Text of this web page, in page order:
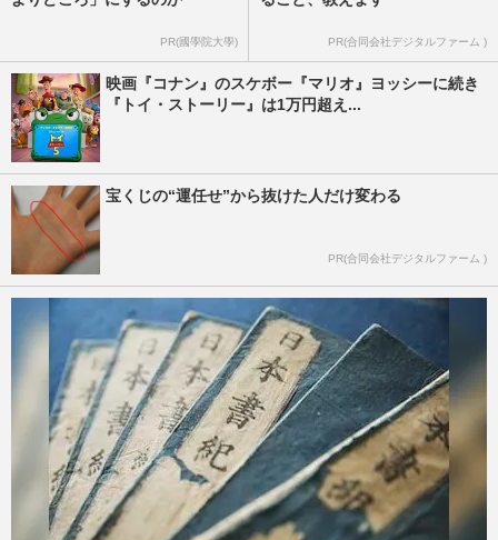
PR(國學院大學) PR(合同会社デジタルファーム )
映画『コナン』のスケボー『マリオ』ヨッシーに続き
『トイ・ストーリー』は1万円超え...
宝くじの“運任せ”から抜けた人だけ変わる
PR(合同会社デジタルファーム )